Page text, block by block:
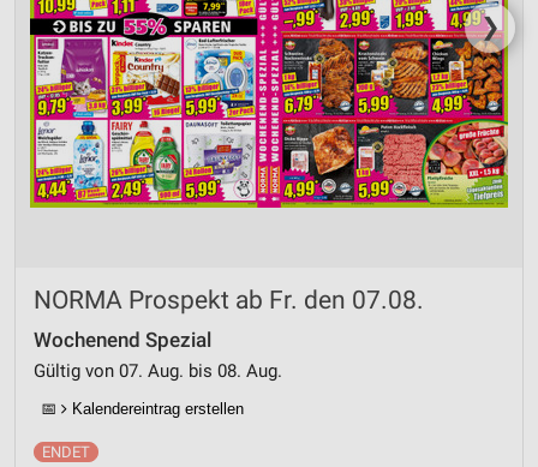
❯
NORMA Prospekt ab Fr. den 07.08.
Wochenend Spezial
Gültig von 07. Aug. bis 08. Aug.
📅 Kalendereintrag erstellen